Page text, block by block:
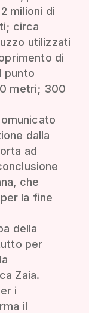
milioni di
circa
utilizzati
di
punto
metri; 300
dalla
ad
che
la fine
della
per
Zaia.
i
il